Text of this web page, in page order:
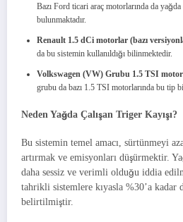
Bazı Ford ticari araç motorlarında da yağda
bulunmaktadır.
Renault 1.5 dCi motorlar (bazı
da bu sistemin kullanıldığı bilinmektedir.
Volkswagen (VW) Grubu 1.5 TSI
grubu da bazı 1.5 TSI motorlarında bu tip
Neden Yağda Çalışan Triger Kayışı?
Bu sistemin temel amacı, sürtünmeyi
artırmak ve emisyonları düşürmektir.
daha sessiz ve verimli olduğu iddia
tahrikli sistemlere kıyasla %30’a
belirtilmiştir.